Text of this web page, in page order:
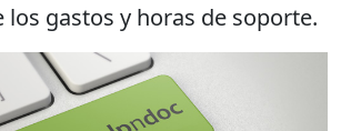
gastos y horas de soporte.